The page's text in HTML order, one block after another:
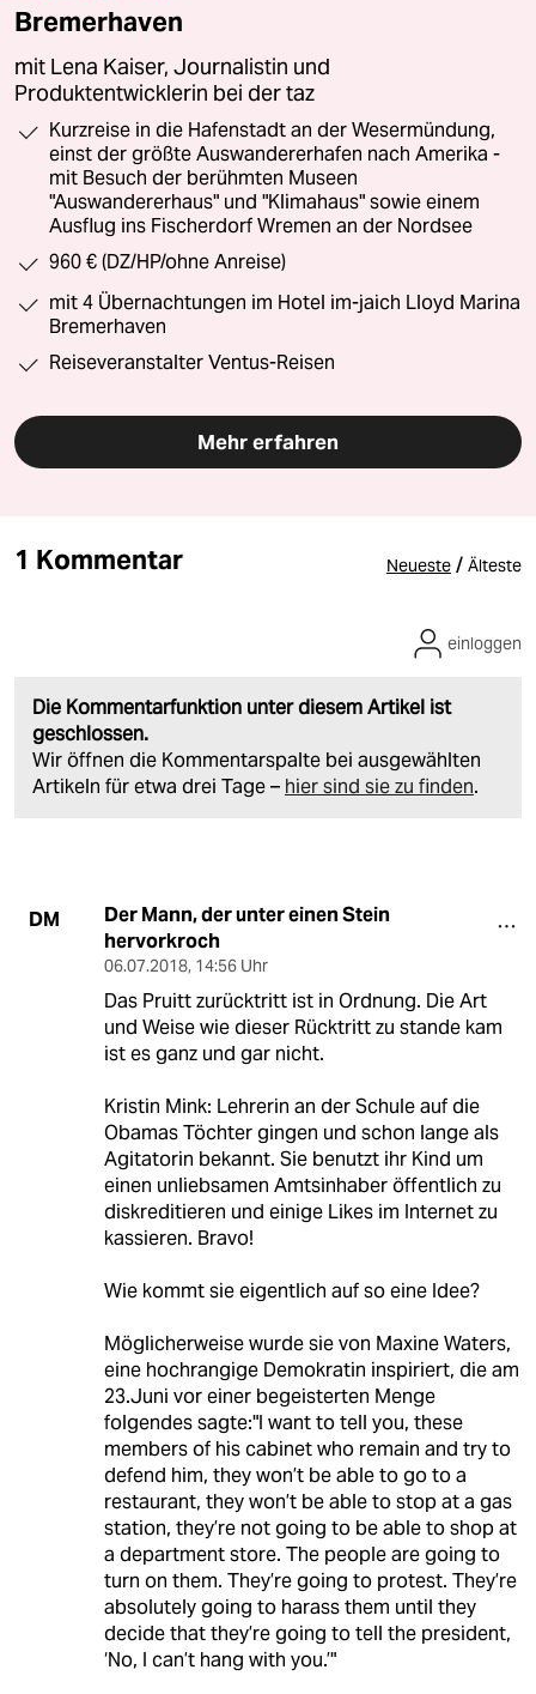
25.– 29. August 2026
Bremerhaven
Produktentwicklerin bei der taz
Kurzreise in die Hafenstadt an der Wesermündung,
Ausflug ins Fischerdorf Wremen an der Nordsee
mit 4 Übernachtungen im Hotel im-jaich Lloyd Marina
Reiseveranstalter Ventus-Reisen
Mehr erfahren
Die Kommentarfunktion unter diesem Artikel ist
Wir öffnen die Kommentarspalte bei ausgewählten
Artikeln für etwa drei Tage –hier sind sie zu finden .
Der Mann, der unter einen Stein
hervorkroch
06.07.2018,14:56 Uhr
Das Pruitt zurücktritt ist in Ordnung. Die Art
und Weise wie dieser Rücktritt zu stande kam
ist es ganz und gar nicht.
Kristin Mink: Lehrerin an der Schule auf die
Obamas Töchter gingen und schon lange als
Agitatorin bekannt. Sie benutzt ihr Kind um
einen unliebsamen Amtsinhaber öffentlich zu
diskreditieren und einige Likes im Internet zu
kassieren. Bravo!
Wie kommt sie eigentlich auf so eine Idee?